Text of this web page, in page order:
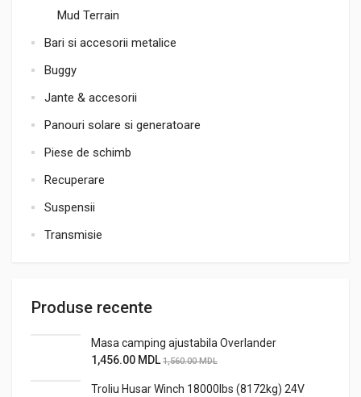
Mud Terrain
Bari si accesorii metalice
Buggy
Jante & accesorii
Panouri solare si generatoare
Piese de schimb
Recuperare
Suspensii
Transmisie
Produse recente
Masa camping ajustabila Overlander
1,456.00 MDL 1,560.00MDL
Troliu Husar Winch 18000lbs (8172kg) 24V